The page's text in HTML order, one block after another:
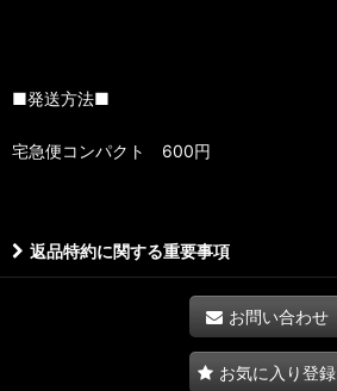
■発送方法■
宅急便コンパクト 600円
返品特約に関する重要事項
お問い合わせ
お気に入り登録